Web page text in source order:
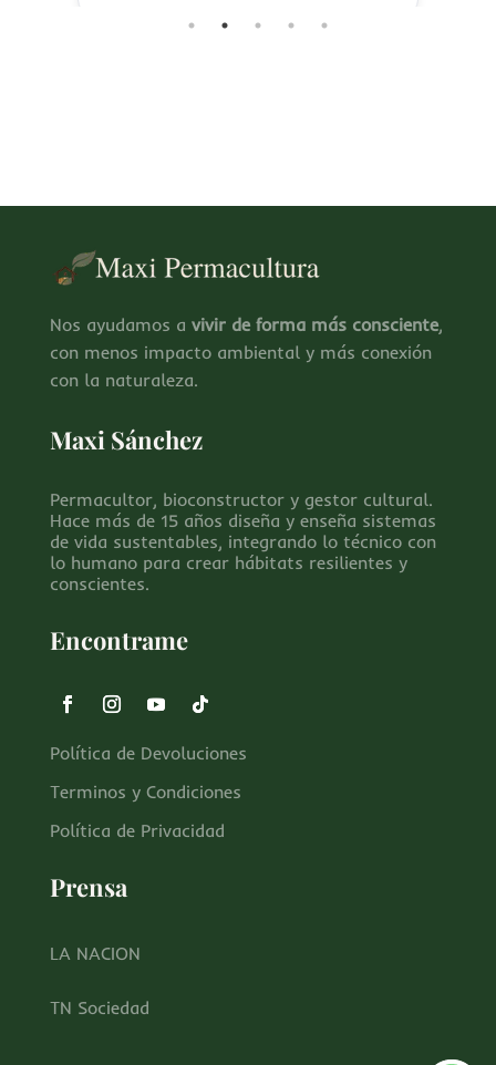
Nos ayudamos a vivir de forma más consciente,
con menos impacto ambiental y más conexión
con la naturaleza.
Maxi Sánchez
Permacultor, bioconstructor y gestor cultural.
Hace más de 15 años diseña y enseña sistemas
de vida sustentables, integrando lo técnico con
lo humano para crear hábitats resilientes y
conscientes.
Encontrame
Política de Devoluciones
Terminos y Condiciones
Política de Privacidad
Prensa
LA NACION
TN Sociedad